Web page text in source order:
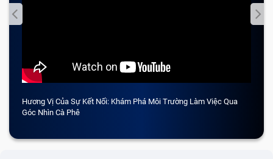
Hương Vị Của Sự Kết Nối: Khám Phá Môi Trường Làm Việc Qua
Góc Nhìn Cà Phê